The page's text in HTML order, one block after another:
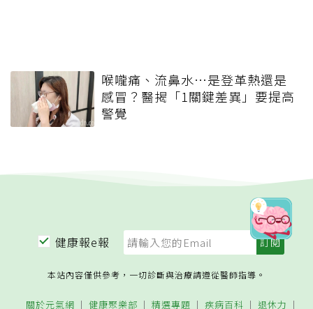
喉嚨痛、流鼻水⋯是登革熱還是
感冒？醫揭「1關鍵差異」要提高
警覺
健康報e報
本站內容僅供參考，一切診斷與治療請遵從醫師指導。
關於元氣網 健康聚樂部 精選專題 疾病百科 退休力